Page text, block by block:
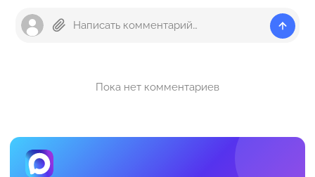
Пока нет комментариев